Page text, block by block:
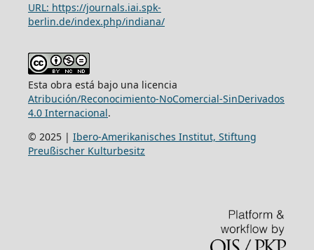
URL: https://journals.iai.spk-
berlin.de/index.php/indiana/
Esta obra está bajo una licencia
Atribución/Reconocimiento-NoComercial-SinDerivados
4.0 Internacional.
© 2025 | Ibero-Amerikanisches Institut, Stiftung
Preußischer Kulturbesitz